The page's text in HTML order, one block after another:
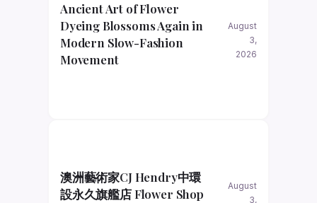
Ancient Art of Flower
Dyeing Blossoms Again in
Modern Slow-Fashion
Movement
August
3,
2026
澳洲藝術家CJ Hendry中環
設永久旗艦店 Flower Shop
August
3,